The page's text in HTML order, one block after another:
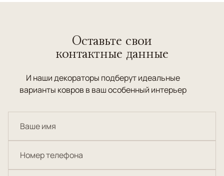
Оставьте свои
контактные данные
И наши декораторы подберут идеальные
варианты ковров в ваш особенный интерьер